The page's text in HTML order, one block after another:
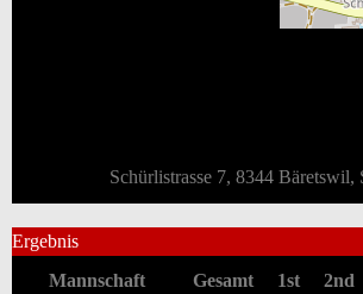
Schürlistrasse 7, 8344 Bäretswil,
Ergebnis
Mannschaft
Gesamt 1st 2nd